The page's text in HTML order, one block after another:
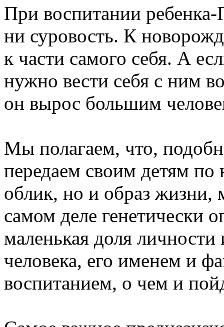
При воспитании ребенка-
ни суровость. К
к части самого себя. А
нужно вести себя с ним
он вырос большим
Мы полагаем, что,
передаем своим детям по
облик, но и образ жизни,
самом деле генетически
маленькая доля
человека, его именем и
воспитанием, о чем и